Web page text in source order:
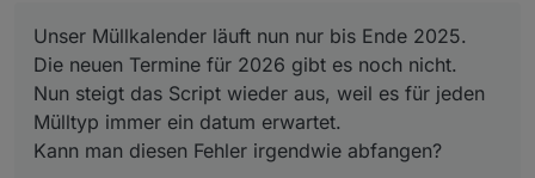
Unser Müllkalender läuft nun nur bis Ende 2025.
Die neuen Termine für 2026 gibt es noch nicht.
Nun steigt das Script wieder aus, weil es für jeden
Mülltyp immer ein datum erwartet.
Kann man diesen Fehler irgendwie abfangen?